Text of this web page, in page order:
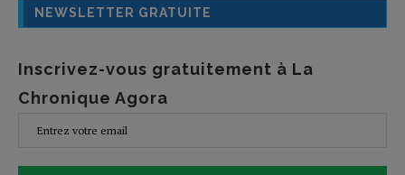
NEWSLETTER GRATUITE
Inscrivez-vous gratuitement à La
Chronique Agora